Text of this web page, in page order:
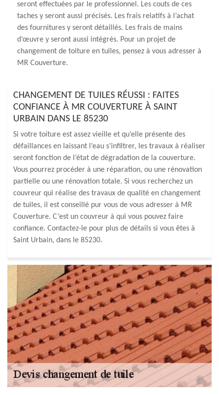
seront effectuées par le professionnel. Les couts de ces
taches y seront aussi précisés. Les frais relatifs à l’achat
des fournitures y seront détaillés. Les frais de mains
d’œuvre y seront aussi intégrés. Pour un projet de
changement de toiture en tuiles, pensez à vous adresser à
MR Couverture.
CHANGEMENT DE TUILES RÉUSSI : FAITES
CONFIANCE À MR COUVERTURE À SAINT
URBAIN DANS LE 85230
Si votre toiture est assez vieille et qu’elle présente des
défaillances en laissant l’eau s’infiltrer, les travaux à réaliser
seront fonction de l’état de dégradation de la couverture.
Vous pourrez procéder à une réparation, ou une rénovation
partielle ou une rénovation totale. Si vous recherchez un
couvreur qui réalise des travaux de qualité en changement
de tuiles, il est conseillé pur vous de vous adresser à MR
Couverture. C’est un couvreur à qui vous pouvez faire
confiance. Contactez-le pour plus de détails si vous êtes à
Saint Urbain, dans le 85230.